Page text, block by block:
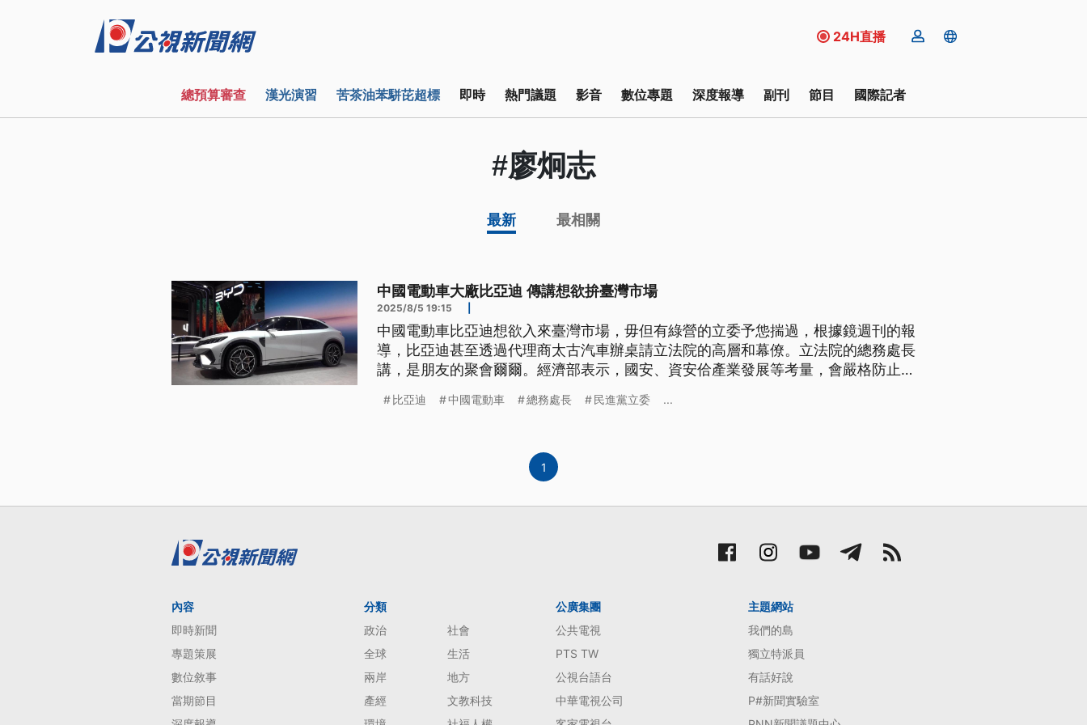
24H直播
總預算審查 漢光演習 苦茶油苯駢芘超標 即時 熱門議題 影音 數位專題 深度報導 副刊 節目 國際記者
#廖炯志
最新 最相關
中國電動車大廠比亞迪 傳講想欲拚臺灣市場
2025/8/5 19:15
中國電動車比亞迪想欲入來臺灣市場，毋但有綠營的立委予怹揣過，根據鏡週刊的報
導，比亞迪甚至透過代理商太古汽車辦桌請立法院的高層和幕僚。立法院的總務處長
講，是朋友的聚會爾爾。經濟部表示，國安、資安佮產業發展等考量，會嚴格防止中
比亞迪 中國電動車 總務處長 民進黨立委 ...
1
內容
即時新聞
專題策展
數位敘事
當期節目
分類
政治
社會
全球
生活
兩岸
地方
產經
文教科技
公廣集團
公共電視
PTS TW
公視台語台
中華電視公司
主題網站
我們的島
獨立特派員
有話好說
P#新聞實驗室